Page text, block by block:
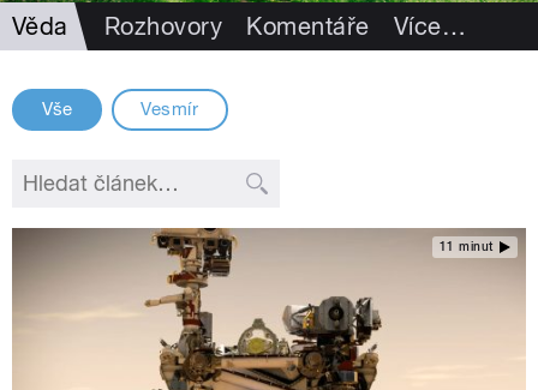
Věda Rozhovory Komentáře Více…
Vše Vesmír
11 minut